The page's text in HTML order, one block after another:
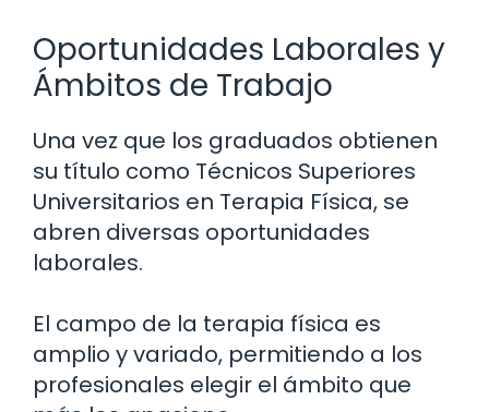
Oportunidades Laborales y
Ámbitos de Trabajo
Una vez que los graduados obtienen
su título como Técnicos Superiores
Universitarios en Terapia Física, se
abren diversas oportunidades
laborales.
El campo de la terapia física es
amplio y variado, permitiendo a los
profesionales elegir el ámbito que